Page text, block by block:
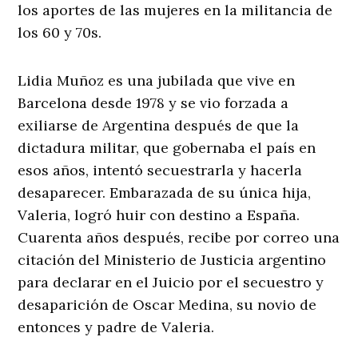
los aportes de las mujeres en la militancia de
los 60 y 70s.
Lidia Muñoz es una jubilada que vive en
Barcelona desde 1978 y se vio forzada a
exiliarse de Argentina después de que la
dictadura militar, que gobernaba el país en
esos años, intentó secuestrarla y hacerla
desaparecer. Embarazada de su única hija,
Valeria, logró huir con destino a España.
Cuarenta años después, recibe por correo una
citación del Ministerio de Justicia argentino
para declarar en el Juicio por el secuestro y
desaparición de Oscar Medina, su novio de
entonces y padre de Valeria.